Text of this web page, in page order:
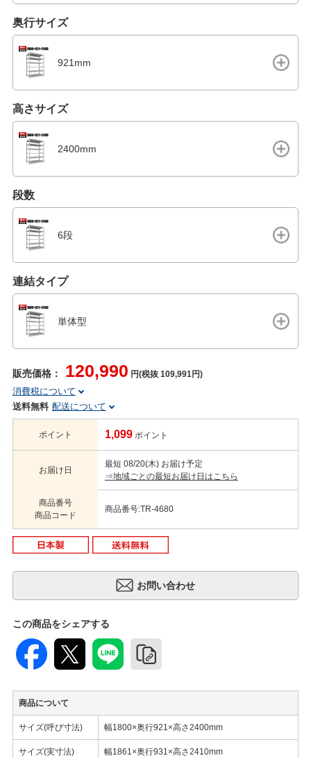
奥行サイズ
921mm
高さサイズ
2400mm
段数
6段
連結タイプ
単体型
販売価格： 120,990 円(税抜 109,991円)
消費税について
送料無料 配送について
ポイント 1,099 ポイント
お届け日
最短 08/20(木) お届け予定
⇒地域ごとの最短お届け日はこちら
商品番号
商品コード
商品番号:TR-4680
この商品をシェアする
商品について
サイズ(呼び寸法) 幅1800×奥行921×高さ2400mm
サイズ(実寸法) 幅1861×奥行931×高さ2410mm